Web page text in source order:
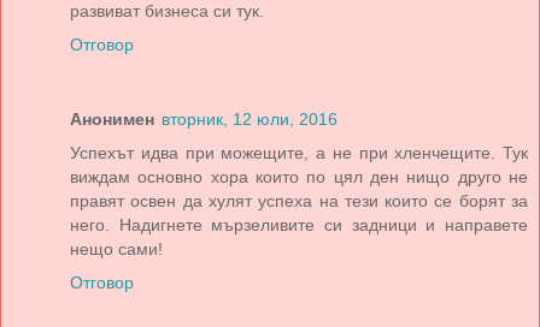
развиват бизнеса си тук.
Отговор
Анонимен вторник, 12 юли, 2016
Успехът идва при можещите, а не при хленчещите. Тук
виждам основно хора които по цял ден нищо друго не
правят освен да хулят успеха на тези които се борят за
него. Надигнете мързеливите си задници и направете
нещо сами!
Отговор